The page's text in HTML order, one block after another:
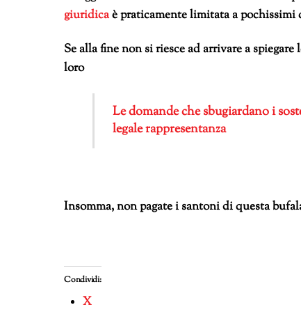
giuridicaè praticamente limitata a pochissimi
Se alla fine non si riesce ad arrivare a
loro
Le domande che sbugiardano i
legale rappresentanza
Insomma, non pagate i santoni di questa
Condividi:
X